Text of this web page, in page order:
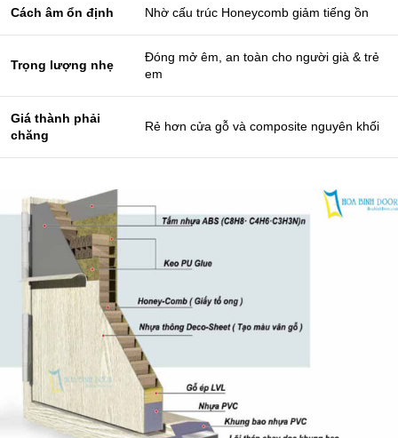
Cách âm ổn định Nhờ cấu trúc Honeycomb giảm tiếng ồn
Trọng lượng nhẹ
Đóng mở êm, an toàn cho người già & trẻ
em
Giá thành phải
chăng
Rẻ hơn cửa gỗ và composite nguyên khối